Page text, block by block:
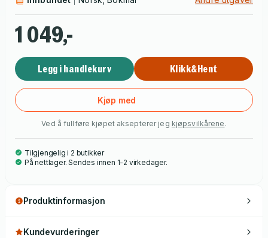
1 049,-
Legg i handlekurv Klikk&Hent
Kjøp med
Ved å fullføre kjøpet aksepterer jeg kjøpsvilkårene .
Tilgjengelig i 2 butikker
På nettlager. Sendes innen 1-2 virkedager.
Produktinformasjon
Kundevurderinger